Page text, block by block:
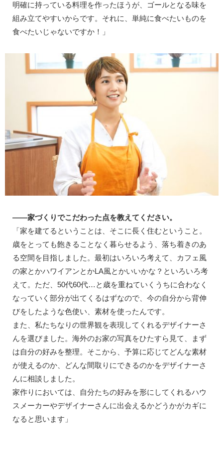
明確に持っている料理を作ったほうが、ゴールとなる味を
組み立てやすいからです。それに、単純に食べたいものを
食べたいじゃないですか！」
――家づくりでこだわった点を教えてください。
「家を建てるということは、そこに長く住むということ。
歳をとっても飽きることなく暮らせるよう、落ち着きのあ
る空間を目指しました。最初はいろいろ考えて、カフェ風
の家とかハワイアンとかLA風とかいいかな？といろいろ考
えて。ただ、50代60代…と歳を重ねていくうちに合わなく
なっていく部分が出てくるはずなので、今の自分から背伸
びをしたような色使い、素材を使ったんです。
また、私たちなりの世界観を表現してくれるデザイナーさ
んを選びました。海外のお家の写真をひたすら見て、まず
は自分の好みを整理。そこから、予算に応じてどんな素材
が使えるのか、どんな間取りにできるのかをデザイナーさ
んに相談しました。
家作りにおいては、自分たちの好みを形にしてくれるハウ
スメーカーやデザイナーさんに出会えるかどうかがカギに
なると思います」